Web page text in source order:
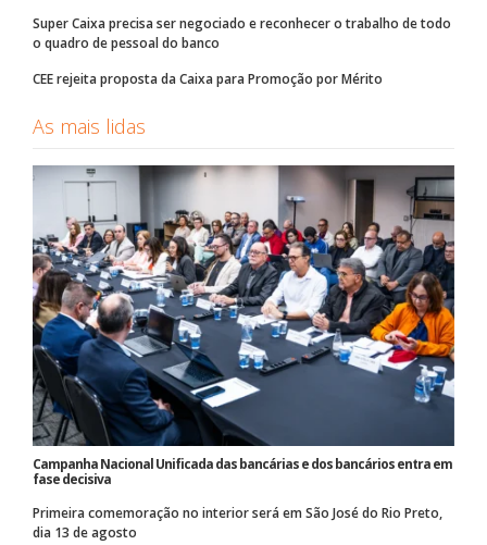
Super Caixa precisa ser negociado e reconhecer o trabalho de todo
o quadro de pessoal do banco
CEE rejeita proposta da Caixa para Promoção por Mérito
As mais lidas
Campanha Nacional Unificada das bancárias e dos bancários entra em
fase decisiva
Primeira comemoração no interior será em São José do Rio Preto,
dia 13 de agosto